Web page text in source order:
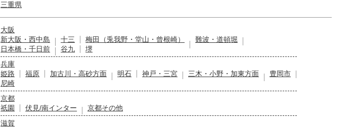
三重県
大阪
新大阪・西中島
十三 梅田（兎我野・堂山・曾根崎）
難波・道頓堀
日本橋・千日前
谷九
堺
兵庫
姫路
福原 加古川・高砂方面 明石 神戸・三宮 三木・小野・加東方面
豊岡市
尼崎
京都
祇園
伏見/南インター
京都その他
滋賀